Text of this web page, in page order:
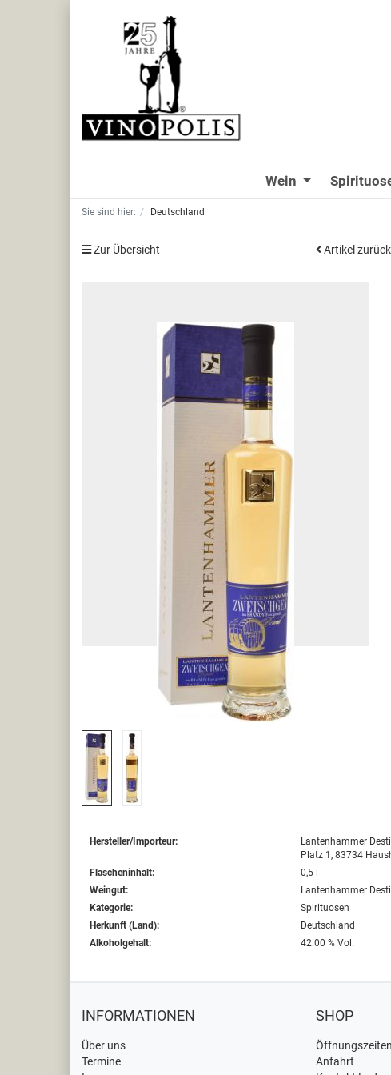
Wein
Sie sind hier: Deutschland
Zur Übersicht Artikel zurück
Hersteller/Importeur:
Lantenhammer
Platz 1, 83734
Flascheninhalt:
0,5 l
Weingut:
Lantenhammer
Kategorie:
Spirituosen
Herkunft (Land):
Deutschland
Alkoholgehalt:
42.00 % Vol.
INFORMATIONEN
Über uns
Termine
SHOP
Öffnungszeiten
Anfahrt